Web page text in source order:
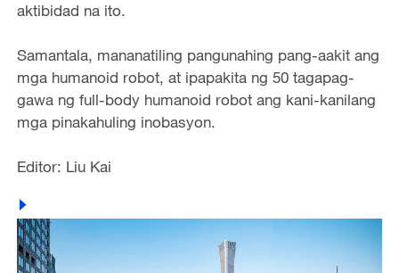
aktibidad na ito.
Samantala, mananatiling pangunahing pang-aakit ang
mga humanoid robot, at ipapakita ng 50 tagapag-
gawa ng full-body humanoid robot ang kani-kanilang
mga pinakahuling inobasyon.
Editor: Liu Kai